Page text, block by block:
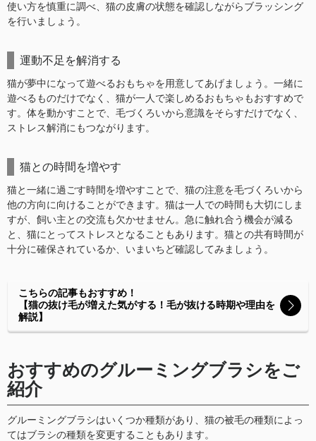
使い方を慎重に調べ、猫の皮膚の状態を確認しながらブラッシング
を行いましょう。
運動不足を解消する
猫が夢中になって遊べるおもちゃを用意してあげましょう。一緒に
遊べるものだけでなく、猫が一人で楽しめるおもちゃもおすすめで
す。体を動かすことで、毛づくろいから意識をそらすだけでなく、
ストレス解消にもつながります。
猫との時間を増やす
猫と一緒に過ごす時間を増やすことで、猫の注意を毛づくろいから
他の方向に向けることができます。猫は一人での時間も大切にしま
すが、飼い主との交流も欠かせません。急に触れ合う機会が減る
と、猫にとってストレスとなることもあります。猫との共有時間が
十分に確保されているか、いまいちど確認してみましょう。
こちらの記事もおすすめ！
【猫の抜け毛が増えた気がする！毛が抜ける時期や理由を
解説】
おすすめのグルーミングブラシをご
紹介
グルーミングブラシはいくつか種類があり、猫の被毛の種類によっ
てはブラシの種類を変更することもあります。